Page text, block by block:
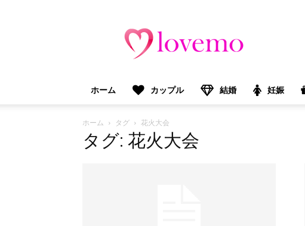
モ）：
プ
マ
マ
向
ホーム カップル 結婚 妊娠
ホーム タグ 花火大会
タグ: 花火大会